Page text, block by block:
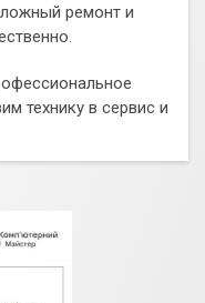
ремонт и
технику в сервис и